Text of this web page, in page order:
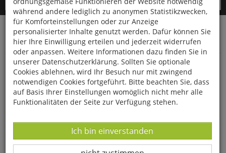
Startseite Bücher Downloads
Zeitschriften
Der Falke
Beobachtungstipp: Der Nationalpark
Bayerischer Wald
während andere lediglich zu anonymen Statistikzwecken,
für Komforteinstellungen oder zur Anzeige
personalisierter Inhalte genutzt werden. Dafür können Sie
hier Ihre Einwilligung erteilen und jederzeit widerrufen
oder anpassen. Weitere Informationen dazu finden Sie in
unserer Datenschutzerklärung. Sollten Sie optionale
Cookies ablehnen, wird Ihr Besuch nur mit zwingend
notwendigen Cookies fortgeführt. Bitte beachten Sie, dass
auf Basis Ihrer Einstellungen womöglich nicht mehr alle
Funktionalitäten der Seite zur Verfügung stehen.
Datenverarbeitung -
Ich bin einverstanden